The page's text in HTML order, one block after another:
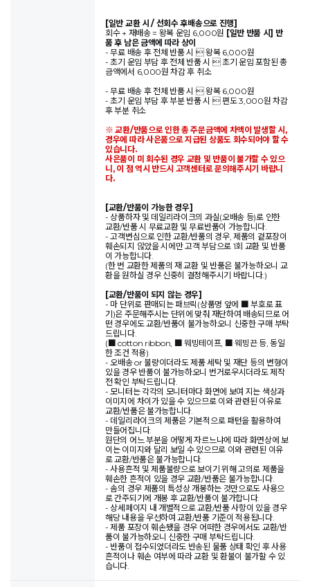
[일반 교환 시 / 선회수 후배송으로 진행]
회수 + 재배송 = 왕복 운임 6,000원 [일반 반품 시] 반
품 후 남은 금액에 따라 상이
- 무료 배송 후 전체 반품 시  왕복 6,000원
- 초기 운임 부담 후 전체 반품 시  초기 운임 포함된 총
금액에서 6,000원 차감 후 취소
- 무료 배송 후 전체 반품 시  왕복 6,000원
- 초기 운임 부담 후 부분 반품 시  편도 3,000원 차감
후 부분 취소
※ 교환/반품으로 인한 총 주문금액에 차액이 발생할 시,
경우에 따라 사은품으로 지급된 상품도 회수되어야 할 수
있습니다.
사은품이 미 회수된 경우 교환 및 반품이 불가할 수 있으
니, 이 점 역시 반드시 고객센터로 문의해주시기 바랍니
다.
[교환/반품이 가능한 경우]
- 상품하자 및 데일리라이크의 과실(오배송 등)로 인한
교환/반품 시 무료교환 및 무료반품이 가능합니다.
- 고객변심으로 인한 교환/반품의 경우, 제품의 겉포장이
훼손되지 않았을 시에만 고객 부담으로 1회 교환 및 반품
이 가능합니다.
(한 번 교환한 제품의 재 교환 및 반품은 불가능하오니 교
환을 원하실 경우 신중히 결정해주시기 바랍니다.)
[교환/반품이 되지 않는 경우]
- 마 단위로 판매되는 패브릭(상품명 앞에 ■ 부호로 표
기)은 주문해주시는 단위에 맞춰 재단하여 배송되므로 어
떤 경우에도 교환/반품이 불가능하오니 신중한 구매 부탁
드립니다.
(■ cotton ribbon, ■ 웨빙테이프, ■ 웨빙끈 등, 동일
한 조건 적용)
- 오배송 or 불량이더라도 제품 세탁 및 재단 등의 변형이
있을 경우 반품이 불가능하오니 번거로우시더라도 제작
전 확인 부탁드립니다.
- 모니터는 각각의 모니터마다 화면에 보여 지는 색상과
이미지에 차이가 있을 수 있으므로 이와 관련된 이유로
교환/반품은 불가능합니다.
- 데일리라이크의 제품은 기본적으로 패턴을 활용하여
만들어집니다.
원단의 어느 부분을 어떻게 자르느냐에 따라 화면상에 보
이는 이미지와 달리 보일 수 있으므로 이와 관련된 이유
로 교환/반품은 불가능합니다.
- 사용흔적 및 제품불량으로 보이기 위해 고의로 제품을
훼손한 흔적이 있을 경우 교환/반품은 불가능합니다.
- 솜의 경우 제품의 특성상 개봉하는 것만으로도 사용으
로 간주되기에 개봉 후 교환/반품이 불가합니다.
- 상세페이지 내 개별적으로 교환/반품 사항이 있을 경우
해당 내용을 우선하여 교환/반품 기준이 적용됩니다.
- 제품 포장이 훼손됐을 경우 어떠한 경우에서도 교환/반
품이 불가능하오니 신중한 구매 부탁드립니다.
- 반품이 접수되었더라도 반송된 물품 상태 확인 후 사용
흔적이나 훼손 여부에 따라 교환 및 환불이 불가할 수 있
습니다.